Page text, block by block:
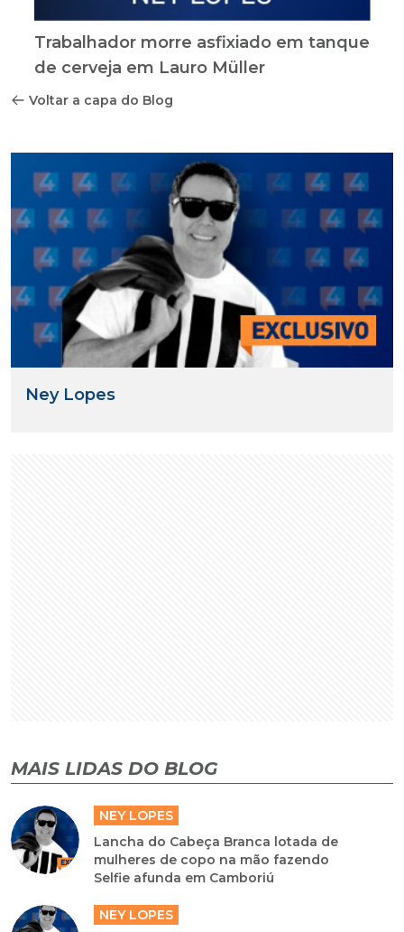
Trabalhador morre asfixiado em tanque
de cerveja em Lauro Müller
Voltar a capa do Blog
Ney Lopes
MAIS LIDAS DO BLOG
NEY LOPES
Lancha do Cabeça Branca lotada de
mulheres de copo na mão fazendo
Selfie afunda em Camboriú
NEY LOPES